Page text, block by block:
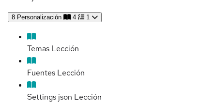
8 Personalización 4 1
Temas Lección
Fuentes Lección
Settings json Lección